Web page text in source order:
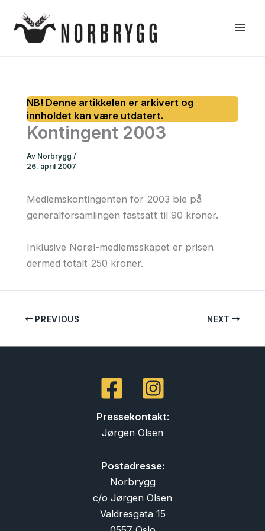
rett
Kontingent 2003
Av Norbrygg /
26. april 2007
Medlemskontingenten for 2003 ble på
generalforsamlingen fastsatt til 90 kroner.
Inklusive Norøl-medlemsskapet er prisen
dermed totalt 250 kroner.
PREVIOUS NEXT
Pressekontakt:
Jørgen Olsen
Postadresse:
Norbrygg
c/o Jørgen Olsen
Valdresgata 15